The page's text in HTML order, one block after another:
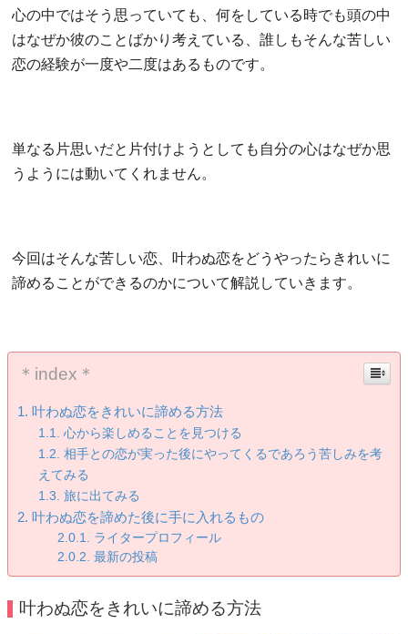
心の中ではそう思っていても、何をしている時でも頭の中
はなぜか彼のことばかり考えている、誰しもそんな苦しい
恋の経験が一度や二度はあるものです。
単なる片思いだと片付けようとしても自分の心はなぜか思
うようには動いてくれません。
今回はそんな苦しい恋、叶わぬ恋をどうやったらきれいに
諦めることができるのかについて解説していきます。
＊index＊
叶わぬ恋をきれいに諦める方法
心から楽しめることを見つける
相手との恋が実った後にやってくるであろう苦しみを考
えてみる
旅に出てみる
叶わぬ恋を諦めた後に手に入れるもの
ライタープロフィール
最新の投稿
叶わぬ恋をきれいに諦める方法